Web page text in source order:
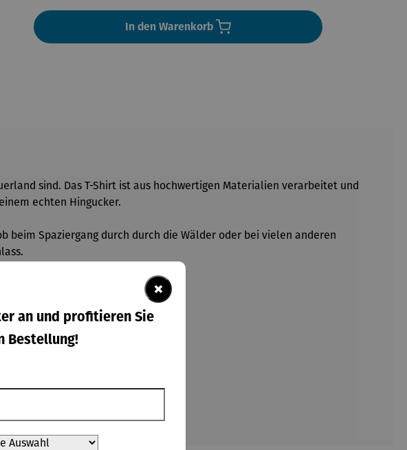
In den Warenkorb
sind. Das T-Shirt ist aus hochwertigen Materialien verarbeitet und
echten Hingucker.
beim Spaziergang durch durch die Wälder oder bei vielen anderen
×
an und profitieren Sie
Bestellung!